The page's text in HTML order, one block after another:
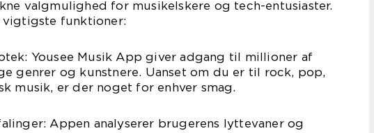
valgmulighed for musikelskere og tech-entusiaster.
vigtigste funktioner:
Yousee Musik App giver adgang til millioner af
genrer og kunstnere. Uanset om du er til rock, pop,
musik, er der noget for enhver smag.
Appen analyserer brugerens lyttevaner og